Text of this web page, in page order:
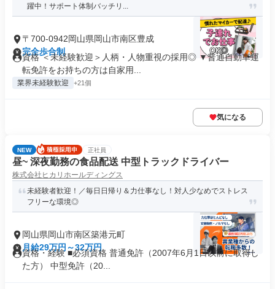
躍中！サポート体制バッチリ...
〒700-0942岡山県岡山市南区豊成
完全歩合制
資格 ＜未経験歓迎＞人柄・人物重視の採用◎ ▼普通自動車運
転免許をお持ちの方は自家用...
業界未経験歓迎 +21個
気になる
NEW 正社員
昼~ 深夜勤務の食品配送 中型トラックドライバー
株式会社ヒカリホールディングス
未経験者歓迎！／毎日日帰り＆力仕事なし！対人少なめでストレス
フリーな環境◎
岡山県岡山市南区築港元町
月給29万円～32万円
資格・経験 ■必須資格 普通免許（2007年6月1日以前に取得し
た方） 中型免許（20...